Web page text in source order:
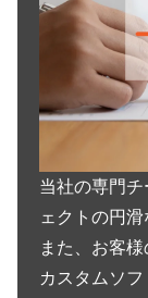
当社の専門
ェクトの円
また、お客
カスタムソフ